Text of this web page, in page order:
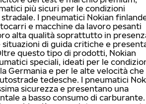
più sicuri per le condizioni
I pneumatici Nokian
e macchine da lavoro pesanti
alta qualità soprattutto in
situazioni di guida critiche e
questo tipo di prodotti, Nokian
speciali, ideati per le
Germania e per le alte velocità che
tedesche. I pneumatici
sicurezza e presentano una
a basso consumo di carburante.